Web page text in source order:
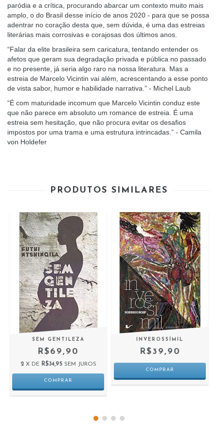
paródia e a crítica, procurando abarcar um contexto muito mais
amplo, o do Brasil desse início de anos 2020 - para que se possa
adentrar no coração desta que, sem dúvida, é uma das estreias
literárias mais corrosivas e corajosas dos últimos anos.
“Falar da elite brasileira sem caricatura, tentando entender os
afetos que geram sua degradação privada e pública no passado
e no presente, já seria algo raro na nossa literatura. Mas a
estreia de Marcelo Vicintin vai além, acrescentando a esse ponto
de vista sabor, humor e habilidade narrativa.” - Michel Laub
“É com maturidade incomum que Marcelo Vicintin conduz este
que não parece em absoluto um romance de estreia. É uma
estreia sem hesitação, que não procura evitar os desafios
impostos por uma trama e uma estrutura intrincadas.” - Camila
von Holdefer
PRODUTOS SIMILARES
SEM GENTILEZA
R$69,90
2 X DE R$34,95 SEM JUROS
INVEROSSÍMIL
R$39,90